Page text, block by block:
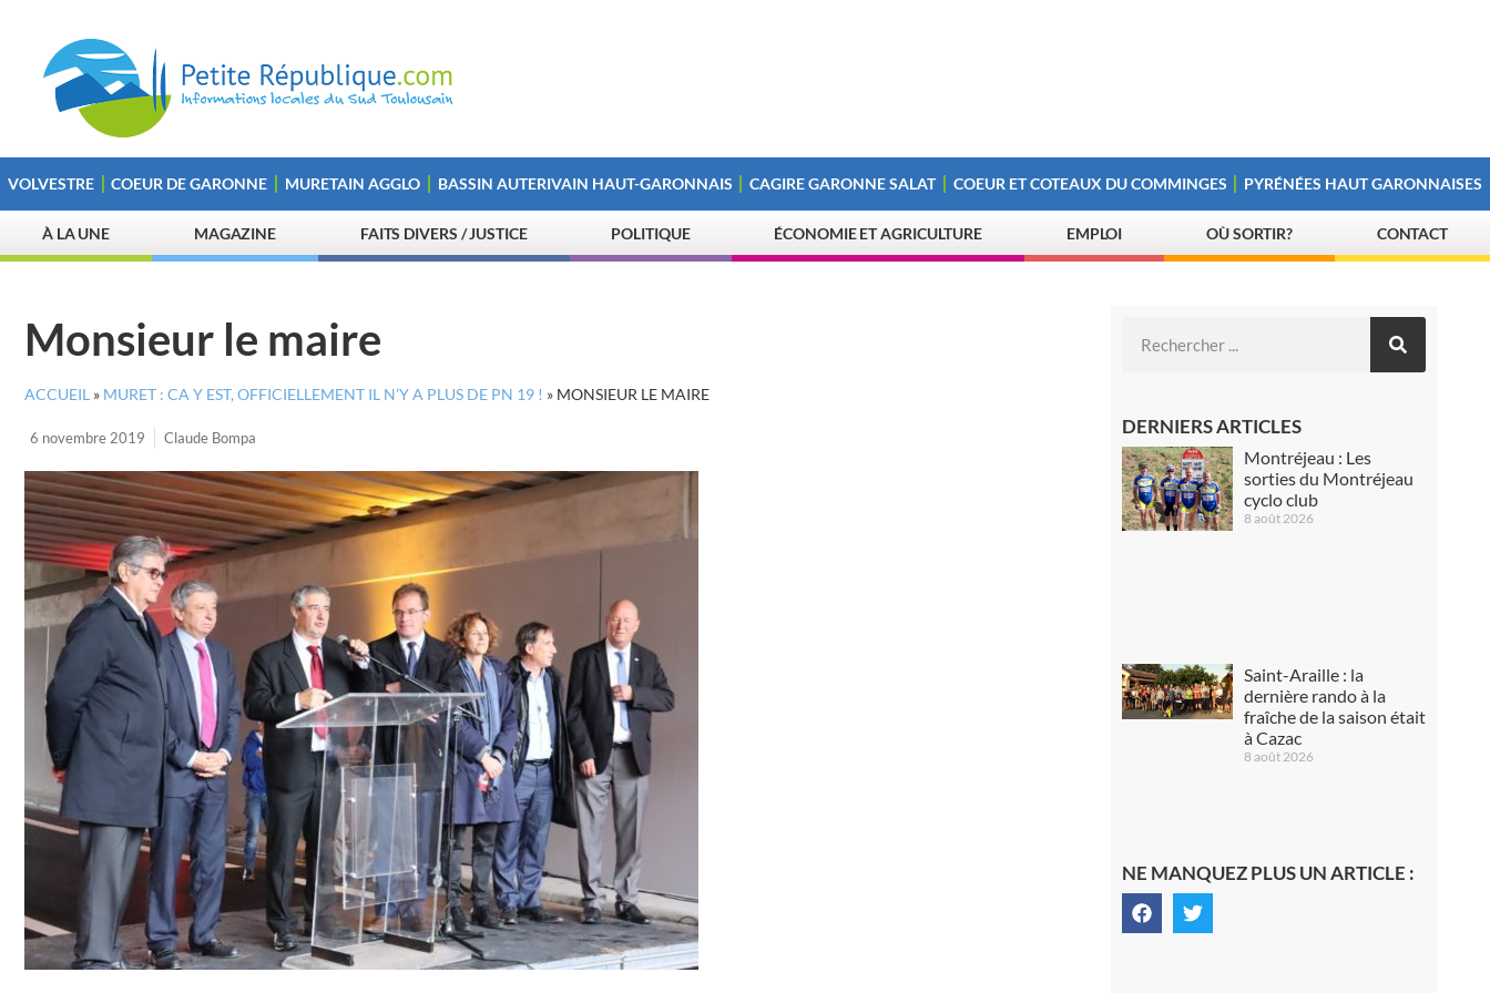
VOLVESTRE COEUR DE GARONNE MURETAIN AGGLO BASSIN AUTERIVAIN HAUT-GARONNAIS CAGIRE GARONNE SALAT COEUR ET COTEAUX DU COMMINGES PYRÉNÉES HAUT GARONNAISES
À LA UNE MAGAZINE FAITS DIVERS / JUSTICE POLITIQUE ÉCONOMIE ET AGRICULTURE EMPLOI OÙ SORTIR? CONTACT
Monsieur le maire
ACCUEIL » MURET : CA Y EST, OFFICIELLEMENT IL N’Y A PLUS DE PN 19 ! » MONSIEUR LE MAIRE
6 novembre 2019 Claude Bompa DERNIERS ARTICLES
Montréjeau : Les
sorties du Montréjeau
cyclo club
8 août 2026
Saint-Araille : la
dernière rando à la
fraîche de la saison était
à Cazac
8 août 2026
NE MANQUEZ PLUS UN ARTICLE :